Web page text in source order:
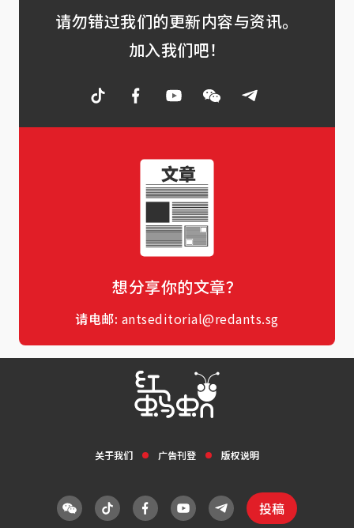
请勿错过我们的更新内容与资讯。
加入我们吧！
想分享你的文章？
请电邮: antseditorial@redants.sg
关于我们 广告刊登 版权说明
投稿